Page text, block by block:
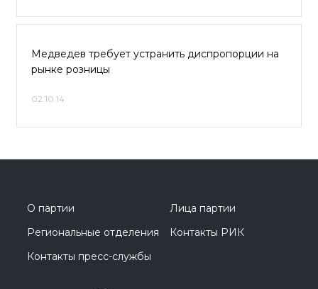
Медведев требует устранить диспропорции на
рынке розницы
02.10.14
О партии
Лица партии
Региональные отделения
Контакты РИК
Контакты пресс-службы